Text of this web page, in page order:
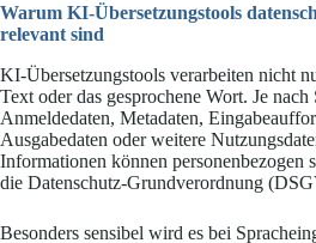
Warum KI-Übersetzungstools
relevant sind
KI-Übersetzungstools verarbeiten nicht
Text oder das gesprochene Wort. Je
Anmeldedaten, Metadaten,
Ausgabedaten oder weitere
Informationen können personenbezogen
die Datenschutz-Grundverordnung
Besonders sensibel wird es bei